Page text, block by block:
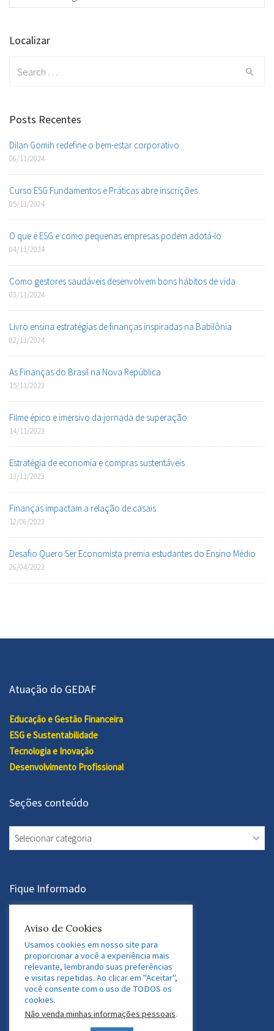
Localizar
Posts Recentes
Dilan Gomih redefine o bem-estar corporativo
06/11/2024
Curso ESG Fundamentos e Práticas abre inscrições
05/11/2024
O que é ESG e como pequenas empresas podem adotá-lo
04/11/2024
Como gestores saudáveis desenvolvem bons hábitos de vida
03/11/2024
Livro ensina estratégias de finanças inspiradas na Babilônia
02/11/2024
As Finanças do Brasil na Nova República
15/11/2023
Filme épico e imersivo da jornada de superação
14/11/2023
Estratégia de economia e compras sustentáveis
13/11/2023
Finanças impactam a relação de casais
12/06/2023
Desafio Quero Ser Economista premia estudantes do Ensino Médio
26/04/2023
Atuação do GEDAF
Educação e Gestão Financeira
ESG e Sustentabilidade
Tecnologia e Inovação
Desenvolvimento Profissional
Seções conteúdo
Seções
conteúdo
Fique Informado
Assine a Newsletter
Acesse nossas Redes Sociais
Twitter Facebook
Aviso de Cookies
Usamos cookies em nosso site para
proporcionar a você a experiência mais
relevante, lembrando suas preferências
e visitas repetidas. Ao clicar em "Aceitar",
você consente com o uso de TODOS os
cookies.
Não venda minhas informações pessoais.